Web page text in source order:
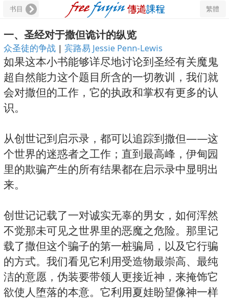
书目 繁體
一、圣经对于撒但诡计的纵览
众圣徒的争战 | 宾路易 Jessie Penn-Lewis
如果这本小书能够详尽地讨论到圣经有关魔鬼
超自然能力这个题目所含的一切教训，我们就
会对撒但的工作，它的执政和掌权有更多的认
识。
从创世记到启示录，都可以追踪到撒但——这
个世界的迷惑者之工作；直到最高峰，伊甸园
里的欺骗产生的所有结果都在启示录中显明出
来。
创世记记载了一对诚实无辜的男女，如何浑然
不觉那未可见之世界里的恶魔之危险。那里记
载了撒但这个骗子的第一桩骗局，以及它行骗
的方式。我们看见它利用受造物最崇高、最纯
洁的意愿，伪装要带领人更接近神，来掩饰它
欲使人堕落的本意。它利用夏娃盼望像神一样